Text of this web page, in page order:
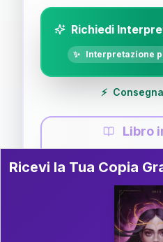
Richiedi
✨ Interpretazione
⚡
Libro
Guida
Il libro è in fase di
per ricevere
Ricevi la Tua Copia
Ricevi la Tua Copia